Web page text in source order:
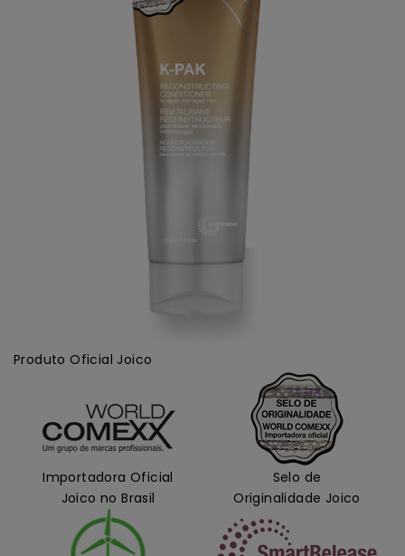
Produto Oficial Joico
Importadora Oficial
Joico no Brasil
Selo de
Originalidade Joico